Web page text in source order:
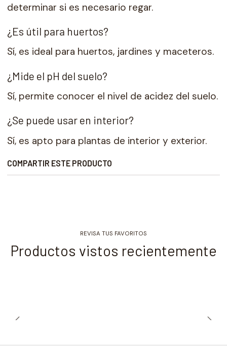
determinar si es necesario regar.
¿Es útil para huertos?
Sí, es ideal para huertos, jardines y maceteros.
¿Mide el pH del suelo?
Sí, permite conocer el nivel de acidez del suelo.
¿Se puede usar en interior?
Sí, es apto para plantas de interior y exterior.
COMPARTIR ESTE PRODUCTO
REVISA TUS FAVORITOS
Productos vistos recientemente